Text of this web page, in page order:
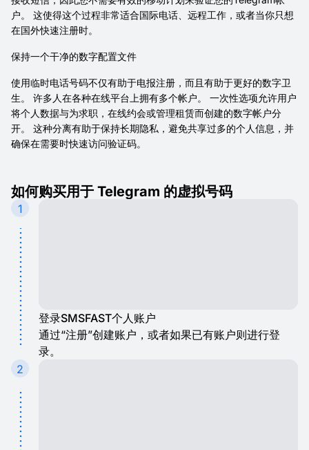
户。 这使得这个过程非常适合国际电话、远程工作，或者当你只想
在国外快速注册时。
保持一个干净的数字配置文件
使用临时电话号码不仅有助于电报注册，而且有助于更好的数字卫
生。 许多人在各种在线平台上拥有多个帐户。 一次性选项允许用户
将个人数据与为求职，在线约会或管理租赁而创建的数字帐户分
开。 这种分离有助于保持长期隐私，避免共享过多的个人信息，并
确保在需要时快速访问验证码。
如何购买用于 Telegram 的虚拟号码
1
登录SMSFAST个人账户
通过“注册”创建账户，或者如果已有账户则进行登
录。
2